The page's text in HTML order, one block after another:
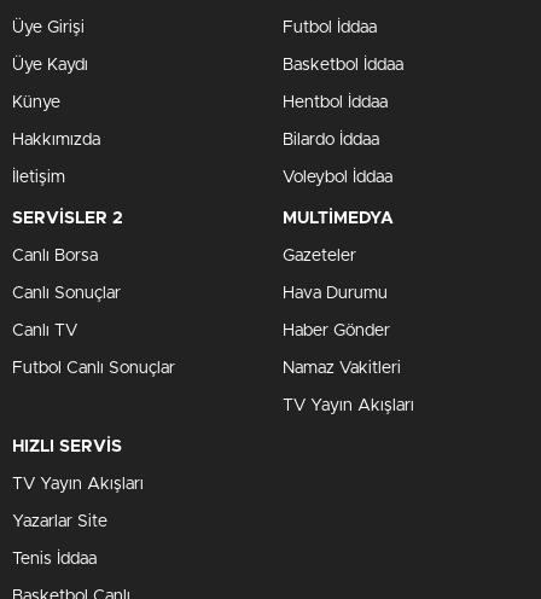
Üye Girişi
Üye Kaydı
Künye
Hakkımızda
İletişim
Futbol İddaa
Basketbol İddaa
Hentbol İddaa
Bilardo İddaa
Voleybol İddaa
SERVİSLER 2
Canlı Borsa
Canlı Sonuçlar
Canlı TV
Futbol Canlı Sonuçlar
MULTİMEDYA
Gazeteler
Hava Durumu
Haber Gönder
Namaz Vakitleri
TV Yayın Akışları
HIZLI SERVİS
TV Yayın Akışları
Yazarlar Site
Tenis İddaa